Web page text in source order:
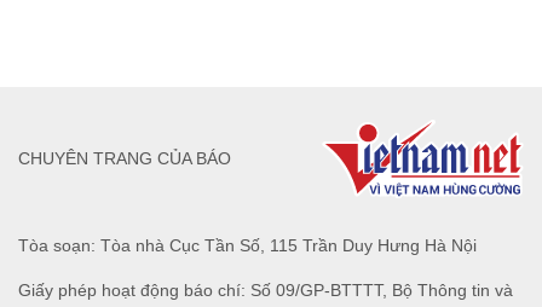
Tòa soạn: Tòa nhà Cục Tần Số, 115 Trần Duy Hưng Hà Nội
Giấy phép hoạt động báo chí: Số 09/GP-BTTTT, Bộ Thông tin và
CHUYÊN TRANG CỦA BÁO